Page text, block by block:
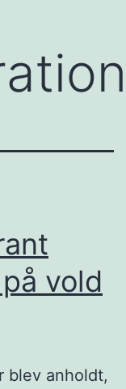
vold
blev anholdt,